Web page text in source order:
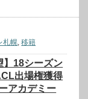
札幌,移籍
】18シーズン
出場権獲得
アカデミー